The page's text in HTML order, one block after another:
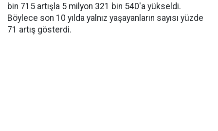
bin 715 artışla 5 milyon 321 bin 540'a yükseldi.
Böylece son 10 yılda yalnız yaşayanların sayısı yüzde
71 artış gösterdi.